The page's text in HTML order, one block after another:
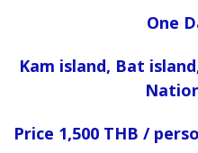
One
Kam island, Bat
Price 1,500 THB /